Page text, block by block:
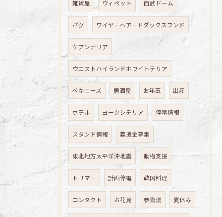
雑貨屋 ウィペット 西武ドーム
パグ ワイヤーヘアードダックスフンド
ケアンテリア
ウエストハイランドホワイトテリア
ペキニーズ 居酒屋 お年玉 出産
ホテル ヨークシテリア 停電情報
スタンド情報 義援金募集
東北地方太平洋沖地震 動物支援
トリマー 計画停電 韓国料理
コンタクト お花見 参鶏湯 夏休み